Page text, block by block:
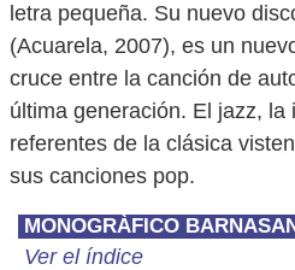
letra pequeña. Su nuevo
(Acuarela, 2007), es un
cruce entre la canción de
última generación. El jazz, la
referentes de la clásica
sus canciones pop.
MONOGRÀFICO
Ver el índice